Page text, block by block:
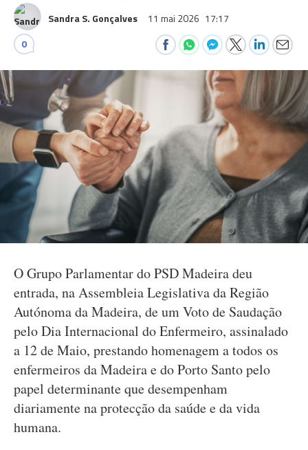
Sandra S. Gonçalves 11 mai 2026 17:17
0
O Grupo Parlamentar do PSD Madeira deu
entrada, na Assembleia Legislativa da Região
Autónoma da Madeira, de um Voto de Saudação
pelo Dia Internacional do Enfermeiro, assinalado
a 12 de Maio, prestando homenagem a todos os
enfermeiros da Madeira e do Porto Santo pelo
papel determinante que desempenham
diariamente na protecção da saúde e da vida
humana.